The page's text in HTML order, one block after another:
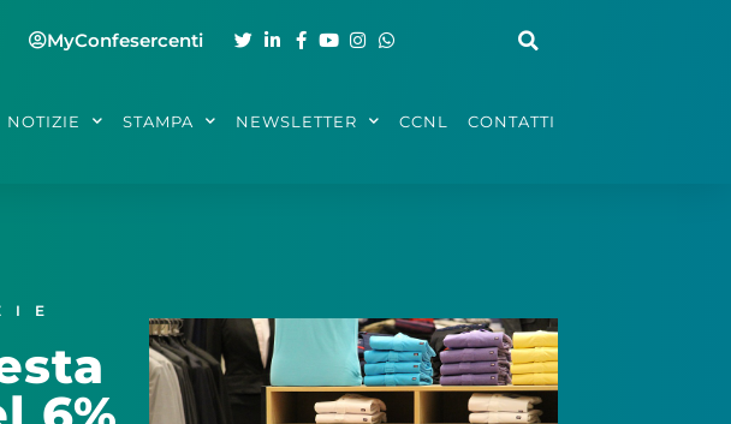
MyConfesercenti
NOTIZIE STAMPA NEWSLETTER CCNL CONTATTI